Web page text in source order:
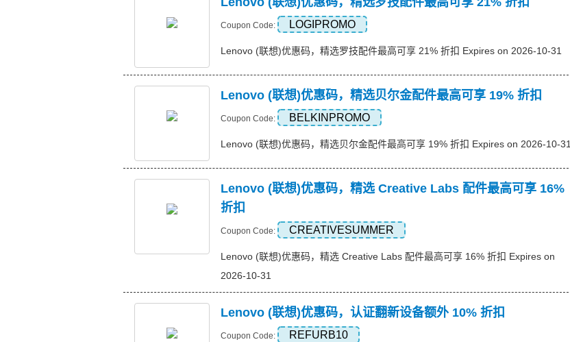
Coupon Code: LOGIPROMO
Lenovo (联想)优惠码，精选罗技配件最高可享 21% 折扣 Expires on 2026-10-31
Lenovo (联想)优惠码，精选贝尔金配件最高可享 19% 折扣
Coupon Code: BELKINPROMO
Lenovo (联想)优惠码，精选贝尔金配件最高可享 19% 折扣 Expires on 2026-10-31
Lenovo (联想)优惠码，精选 Creative Labs 配件最高可享 16%
折扣
Coupon Code: CREATIVESUMMER
Lenovo (联想)优惠码，精选 Creative Labs 配件最高可享 16% 折扣 Expires on
2026-10-31
Lenovo (联想)优惠码，认证翻新设备额外 10% 折扣
Coupon Code: REFURB10